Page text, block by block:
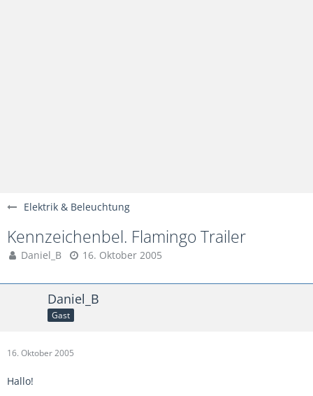
Elektrik & Beleuchtung
Kennzeichenbel. Flamingo Trailer
Daniel_B 16. Oktober 2005
Daniel_B
Gast
16. Oktober 2005
Hallo!